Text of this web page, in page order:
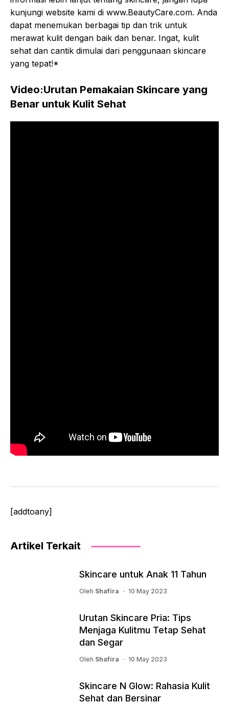
kunjungi website kami di www.BeautyCare.com. Anda
dapat menemukan berbagai tip dan trik untuk
merawat kulit dengan baik dan benar. Ingat, kulit
sehat dan cantik dimulai dari penggunaan skincare
yang tepat!*
Video:Urutan Pemakaian Skincare yang
Benar untuk Kulit Sehat
[addtoany]
Artikel Terkait
Skincare untuk Anak 11 Tahun
Oleh Shafira 10 May 2023
Urutan Skincare Pria: Tips
Menjaga Kulitmu Tetap Sehat
dan Segar
Oleh Shafira 10 May 2023
Skincare N Glow: Rahasia Kulit
Sehat dan Bersinar